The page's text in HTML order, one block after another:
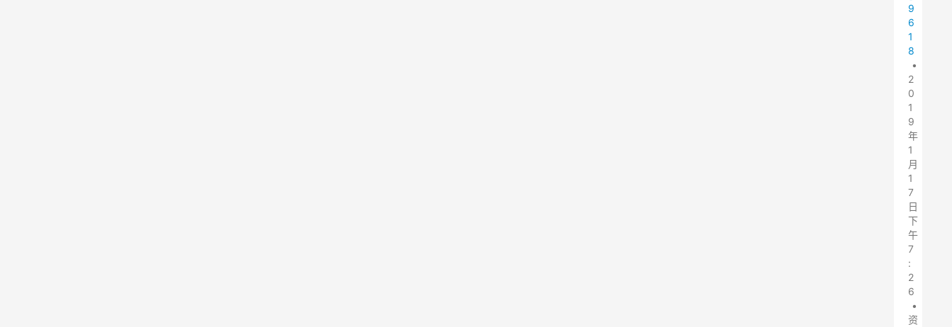
9
6
1
8
•
2
0
1
9
年
1
月
1
7
日
下
午
7
:
2
6
•
资